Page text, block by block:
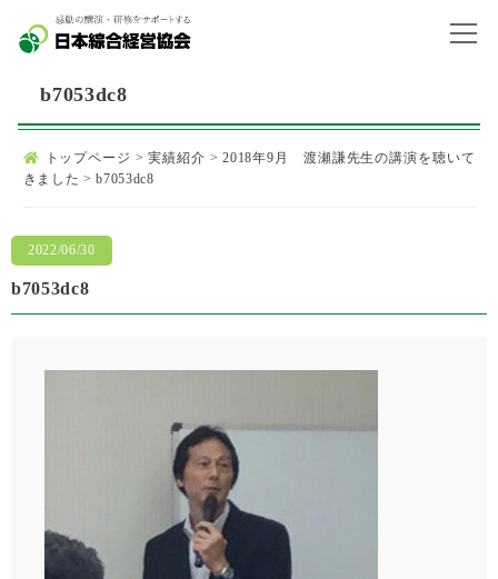
b7053dc8
トップページ >実績紹介 >2018年9月 渡瀬謙先生の講演を聴いて
きました >b7053dc8
b7053dc8
2022/06/30